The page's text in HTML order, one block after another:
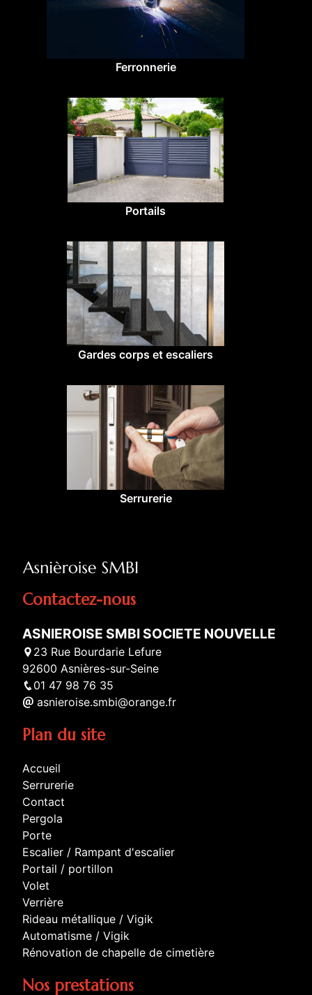
Ferronnerie
Portails
Gardes corps et escaliers
Serrurerie
Contactez-nous
ASNIEROISE SMBI SOCIETE NOUVELLE
23 Rue Bourdarie Lefure
92600 Asnières-sur-Seine
01 47 98 76 35
asnieroise.smbi@orange.fr
Plan du site
Accueil
Serrurerie
Contact
Pergola
Porte
Escalier / Rampant d'escalier
Portail / portillon
Volet
Verrière
Rideau métallique / Vigik
Automatisme / Vigik
Rénovation de chapelle de cimetière
Nos prestations